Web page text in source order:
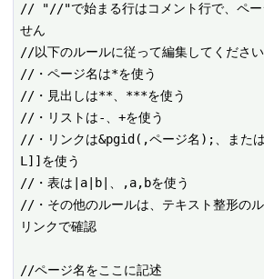
// "//"で始まる行はコメント行で、ペー
せん
//以下のルールに従って編集してください
//・ページ名は*を使う
//・見出しは**、***を使う
//・リストは-、+を使う
//・リンクは&pgid(,ページ名);、また
L]]を使う
//・表は|a|b|、,a,bを使う
//・その他のルールは、テキスト整形の
リンクで確認
//ページ名をここに記述